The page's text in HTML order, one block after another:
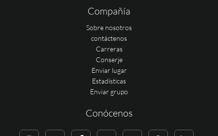
Compañía
Sobre nosotros
contáctenos
Carreras
Conserje
Enviar lugar
Estadísticas
Enviar grupo
Conócenos